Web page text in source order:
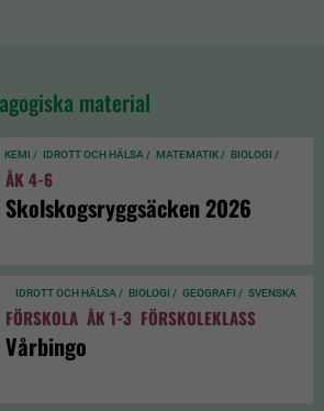
material
KEMI / IDROTT OCH HÄLSA / MATEMATIK / BIOLOGI /
ÅK 4-6
Skolskogsryggsäcken 2026
IDROTT OCH HÄLSA / BIOLOGI / GEOGRAFI / SVENSKA
FÖRSKOLA ÅK 1-3 FÖRSKOLEKLASS
Vårbingo